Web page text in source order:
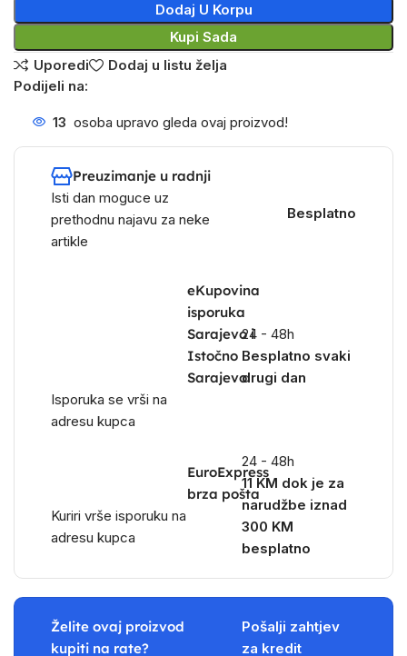
Dodaj U Korpu
Kupi Sada
Uporedi
Dodaj u listu želja
Podijeli na:
13 osoba upravo gleda ovaj proizvod!
Preuzimanje u radnji
Isti dan moguce uz
prethodnu najavu za neke
artikle
Besplatno
eKupovina
isporuka
Sarajevo i
Istočno
Sarajevo
Isporuka se vrši na
adresu kupca
24 - 48h
Besplatno svaki
drugi dan
EuroExpress
brza pošta
Kuriri vrše isporuku na
adresu kupca
24 - 48h
11 KM dok je za
narudžbe iznad
300 KM
besplatno
Želite ovaj proizvod
kupiti na rate?
Pošalji zahtjev
za kredit